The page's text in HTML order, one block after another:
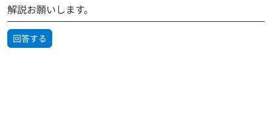
解説お願いします。
回答する